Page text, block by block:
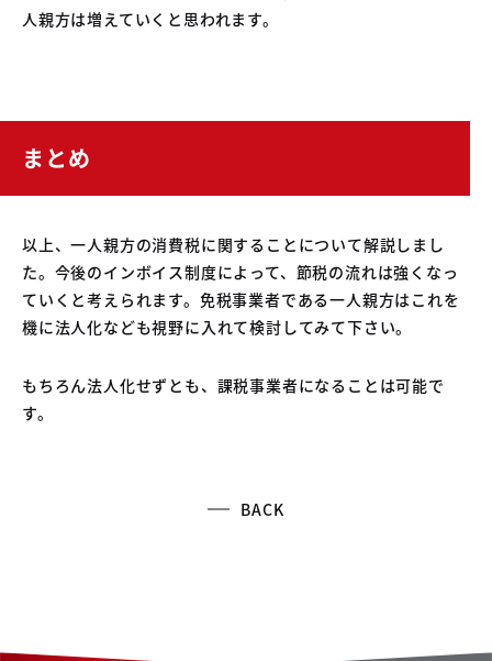
人親方は増えていくと思われます。
まとめ
以上、一人親方の消費税に関することについて解説しまし
た。今後のインボイス制度によって、節税の流れは強くなっ
ていくと考えられます。免税事業者である一人親方はこれを
機に法人化なども視野に入れて検討してみて下さい。
もちろん法人化せずとも、課税事業者になることは可能で
す。
BACK